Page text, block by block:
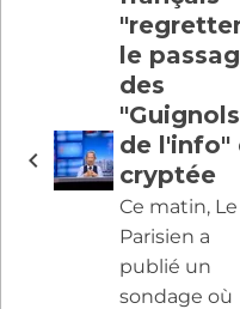
le
des
"Guignols
de l'info"
cryptée
Ce matin, Le
Parisien a
publié un
sondage où